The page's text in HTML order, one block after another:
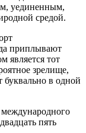
уединенным,
средой.
приплывают
является тот
зрелище,
в одной
международного
двадцать пять